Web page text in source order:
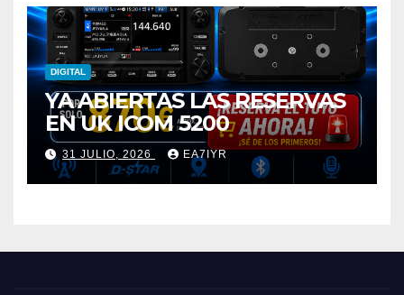
DIGITAL
YA ABIERTAS LAS RESERVAS
EN UK ICOM 5200
31 JULIO, 2026 EA7IYR